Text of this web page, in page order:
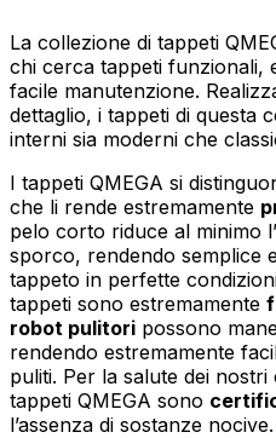
La collezione di tappeti
chi cerca tappeti funzionali,
facile manutenzione.
dettaglio, i tappeti di questa
interni sia moderni che
I tappeti QMEGA si
che li rende estremamente
pelo corto riduce al minimo
sporco, rendendo semplice
tappeto in perfette
tappeti sono estremamente
robot pulitori possono
rendendo estremamente
puliti. Per la salute dei nostri
tappeti QMEGA sono
l’assenza di sostanze nocive.
Salva le